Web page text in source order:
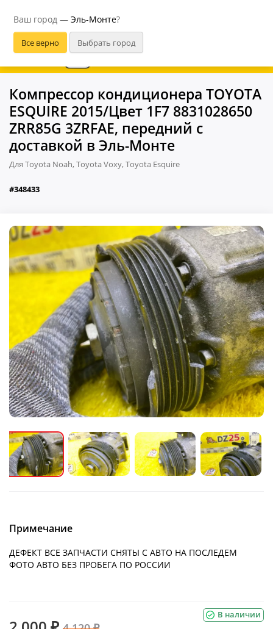
Ваш город — Эль-Монте?
В приложении удобнее
Компрессор кондиционера TOYOTA
ESQUIRE 2015/Цвет 1F7 8831028650
ZRR85G 3ZRFAE, передний с
доставкой в Эль-Монте
Для Toyota Noah, Toyota Voxy, Toyota Esquire
#348433
Примечание
ДЕФЕКТ ВСЕ ЗАПЧАСТИ СНЯТЫ С АВТО НА ПОСЛЕДЕМ
ФОТО АВТО БЕЗ ПРОБЕГА ПО РОССИИ
В наличии